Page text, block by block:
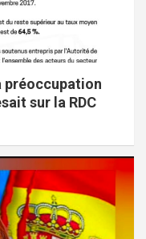
préoccupation
sur la RDC